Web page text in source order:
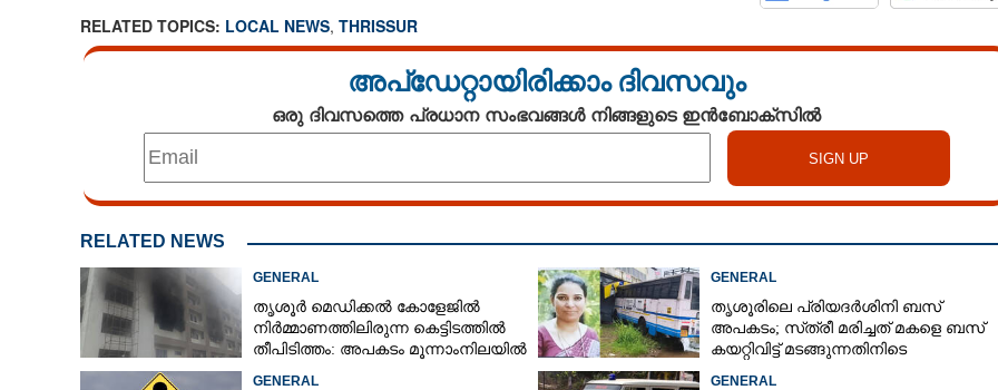
RELATED TOPICS: LOCAL NEWS, THRISSUR
അപ്ഡേറ്റായിരിക്കാം ദിവസവും
ഒരു ദിവസത്തെ പ്രധാന സംഭവങ്ങൾ നിങ്ങളുടെ ഇൻബോക്സിൽ
RELATED NEWS
GENERAL
തൃശൂർ മെഡിക്കൽ കോളേജിൽ
നിർമ്മാണത്തിലിരുന്ന കെട്ടിടത്തിൽ
തീപിടിത്തം: അപകടം മൂന്നാംനിലയിൽ
GENERAL
തൃശൂരിലെ പ്രിയദർശിനി ബസ്
അപകടം; സ്‌ത്രീ മരിച്ചത് മകളെ ബസ്
കയറ്റിവിട്ട് മടങ്ങുന്നതിനിടെ
GENERAL GENERAL